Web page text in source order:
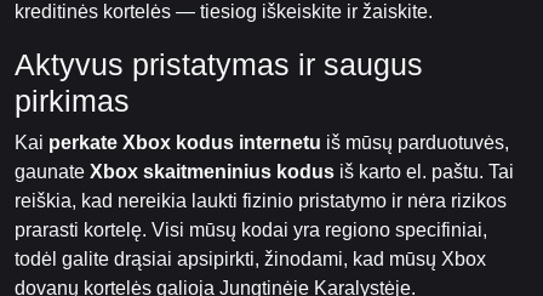
kreditinės kortelės — tiesiog iškeiskite ir žaiskite.
Aktyvus pristatymas ir saugus
pirkimas
Kai perkate Xbox kodus internetu iš mūsų parduotuvės,
gaunate Xbox skaitmeninius kodus iš karto el. paštu. Tai
reiškia, kad nereikia laukti fizinio pristatymo ir nėra rizikos
prarasti kortelę. Visi mūsų kodai yra regiono specifiniai,
todėl galite drąsiai apsipirkti, žinodami, kad mūsų Xbox
dovanų kortelės galioja Jungtinėje Karalystėje.